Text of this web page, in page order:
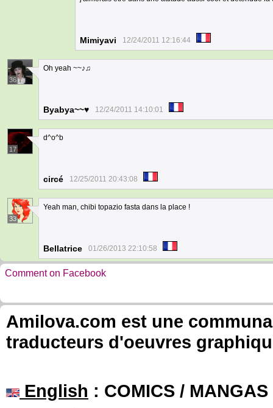
Mimiyavi 12/24/2011 12:16:44
36
Oh yeah ~~♪♫
Byabya~~♥ 12/24/2011 14:10:01
17
d^o^b
circé 12/25/2011 20:43:08
33
Yeah man, chibi topazio fasta dans la place !
Bellatrice 01/26/2013 22:10:58
Comment on Facebook
Amilova.com est une
traducteurs d'oeuvres
English : COMICS /